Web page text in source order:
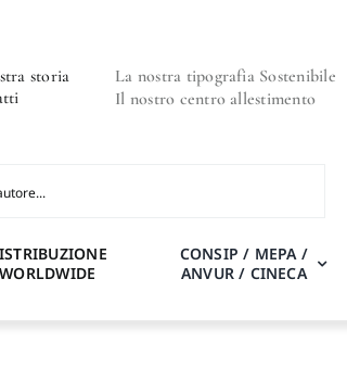
storia
La nostra tipografia Sostenibile
Il nostro centro allestimento
WORLDWIDE
CONSIP / MEPA /
ANVUR / CINECA